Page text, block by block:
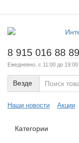
8 915 016 88 89
Ежедневно, с 11:00 до 19:00
Везде
Наши новости Акции
Категории